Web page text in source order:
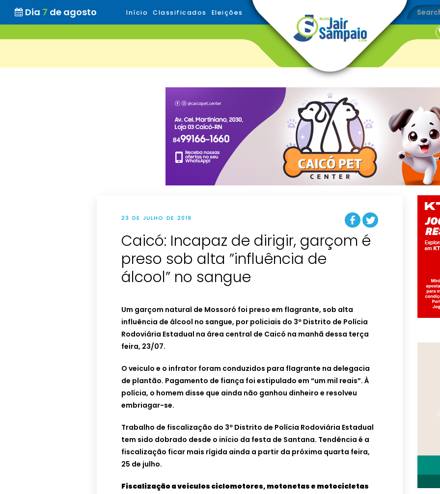
Dia 7 de agosto Início Classificados Eleições
23 DE JULHO DE 2019
Caicó: Incapaz de dirigir, garçom é
preso sob alta ”influência de
álcool” no sangue
Um garçom natural de Mossoró foi preso em flagrante, sob alta
influência de álcool no sangue, por policiais do 3º Distrito de Polícia
Rodoviária Estadual na área central de Caicó na manhã dessa terça
feira, 23/07.
O veiculo e o infrator foram conduzidos para flagrante na delegacia
de plantão. Pagamento de fiança foi estipulado em “um mil reais”. À
polícia, o homem disse que ainda não ganhou dinheiro e resolveu
embriagar-se.
Trabalho de fiscalização do 3º Distrito de Polícia Rodoviária Estadual
tem sido dobrado desde o início da festa de Santana. Tendência é a
fiscalização ficar mais rígida ainda a partir da próxima quarta feira,
25 de julho.
Fiscalização a veículos ciclomotores, motonetas e motocicletas